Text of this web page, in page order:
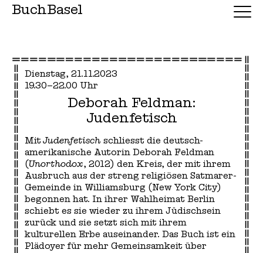
BuchBasel
Dienstag, 21.11.2023
19.30–22.00 Uhr
Deborah Feldman:
Judenfetisch
MitJudenfetisch schliesst die deutsch-
amerikanische Autorin Deborah Feldman
(Unorthodox, 2012) den Kreis, der mit ihrem
Ausbruch aus der streng religiösen Satmarer-
Gemeinde in Williamsburg (New York City)
begonnen hat. In ihrer Wahlheimat Berlin
schiebt es sie wieder zu ihrem Jüdischsein
zurück und sie setzt sich mit ihrem
kulturellen Erbe auseinander. Das Buch ist ein
Plädoyer für mehr Gemeinsamkeit über